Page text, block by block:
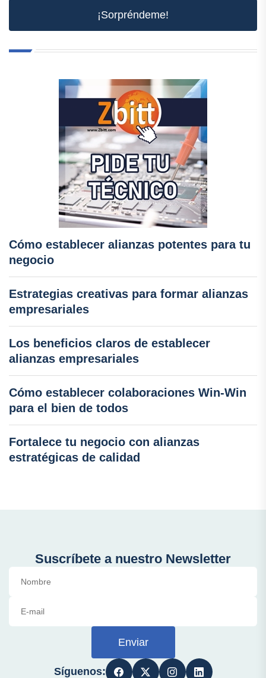
¡Sorpréndeme!
Cómo establecer alianzas potentes para tu
negocio
Estrategias creativas para formar alianzas
empresariales
Los beneficios claros de establecer
alianzas empresariales
Cómo establecer colaboraciones Win-Win
para el bien de todos
Fortalece tu negocio con alianzas
estratégicas de calidad
Suscríbete a nuestro Newsletter
Enviar
Síguenos: